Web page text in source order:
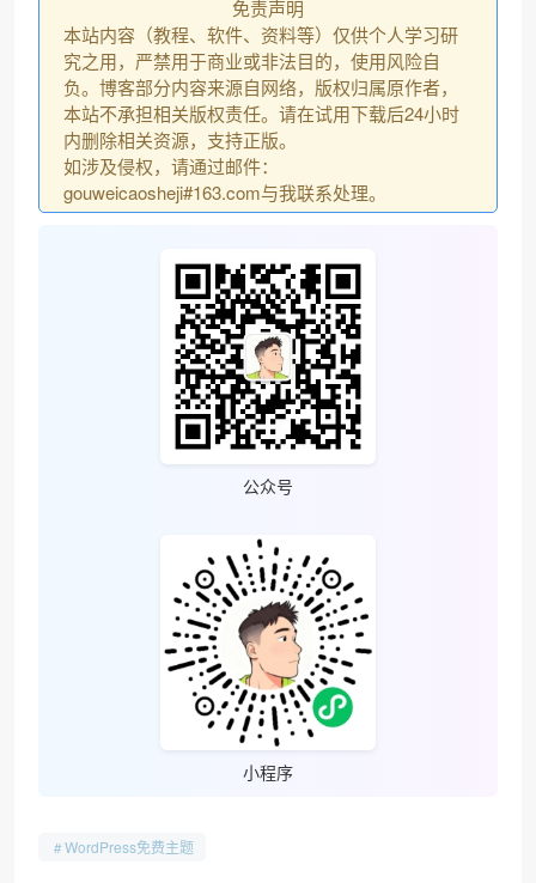
免责声明
本站内容（教程、软件、资料等）仅供个人学习研
究之用，严禁用于商业或非法目的，使用风险自
负。博客部分内容来源自网络，版权归属原作者，
本站不承担相关版权责任。请在试用下载后24小时
内删除相关资源，支持正版。
如涉及侵权，请通过邮件：
gouweicaosheji#163.com与我联系处理。
公众号
小程序
WordPress免费主题